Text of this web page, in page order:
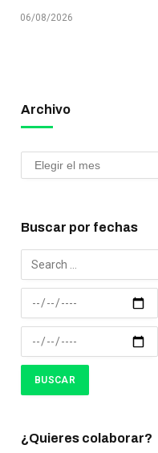
06/08/2026
Archivo
Buscar por fechas
¿Quieres colaborar?